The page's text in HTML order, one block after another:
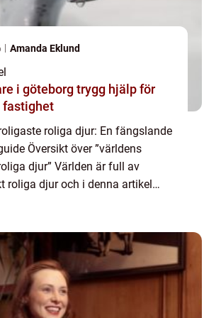
Amanda Eklund
trygg hjälp för
fastighet
roliga djur: En fängslande
Översikt över ”världens
djur” Världen är full av
roliga djur och i denna artikel